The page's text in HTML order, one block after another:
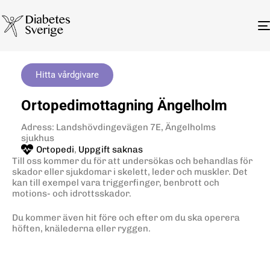
Hitta vårdgivare
Ortopedimottagning Ängelholm
Adress: Landshövdingevägen 7E, Ängelholms
sjukhus
Ortopedi, Uppgift saknas
Till oss kommer du för att undersökas och behandlas för
skador eller sjukdomar i skelett, leder och muskler. Det
kan till exempel vara triggerfinger, benbrott och
motions- och idrottsskador.
Du kommer även hit före och efter om du ska operera
höften, knälederna eller ryggen.